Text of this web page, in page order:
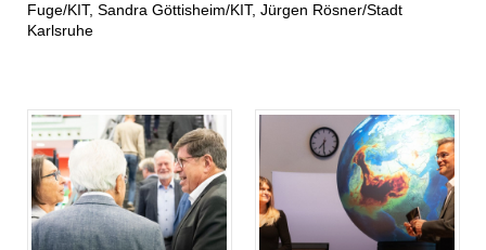
Fuge/KIT, Sandra Göttisheim/KIT, Jürgen Rösner/Stadt
Karlsruhe